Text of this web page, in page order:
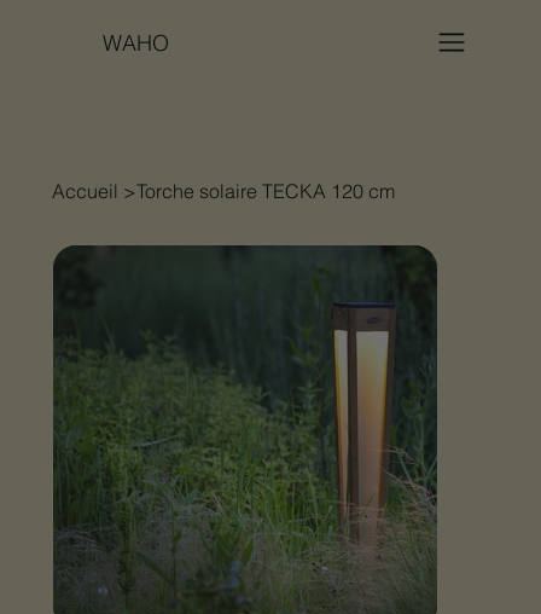
WAHO
Accueil >Torche solaire TECKA 120 cm